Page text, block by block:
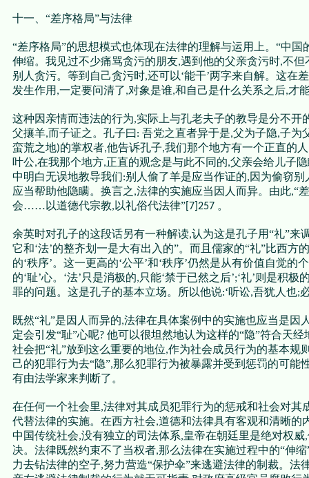
十一、“差序格局”与法律
“差序格局”的思想模式也体现在法律的理解与运用上。“中国
伸缩。我见过不少痛骂贪污的朋友,遇到他的父亲贪污时,不但
别人贪污。等到自己贪污时,还可以‘能干’两字来自解。这在
发生作用 ,一定要问清了,对象是谁,和自己是什么关系之后,才
这种因亲情而违法的行为,实际上与孔老夫子的教导是分不开
父攘羊,而子证之。孔子曰: 吾党之直者异于是,父为子隐,子为
蛮荒之地)的掌权者,他告诉孔子,我们那个地方有一个正直的人
叶公,在我那个地方,正直的观念是与此不同的,父亲会给儿子
中明白无误地教导我们:别人偷了羊是应当作证的,因为偷窃别
应当帮助他隐瞒。换言之,法律的实施应当因人而异。由此,“
会……以道德代宗教, 以礼俗代法律”[7]257 。
余英时对孔子的这段话另有一种解读,认为这是孔子用“礼”来
它和‘法’的整齐划一是大有出入的”。而且儒家的“礼”比西方
的‘秩序’。这一更高的‘公平’和‘秩序’仍然是从有价值自觉
的‘耻’心。‘法’只是消极的,只能‘禁于已然之后’;‘礼’则是积极
罪的问题。这是孔子的基本立场。所以他说:‘听讼,吾犹人也;
既然“礼”是因人而异的,法律在具体案例中的实施也应当是因
定会引发“耻”心呢? 他可以很坦然地认为这样的“隐”符合天经
社会把“礼”放到这么重要的地位,作为社会成员行为的基本规
己的犯罪行为去“隐”,那么犯罪行为被暴露并受到惩罚的可能
有由法学家来判断了。
在任何一个社会里,法律对其成员犯罪行为的惩戒和社会对其
代替法律的实施。在西方社会,道德和法律具有客观和清晰的
中国传统社会,没有独立的司法体系,皇帝在朝廷里是绝对权威,
决。法律既然约束不了当权者,那么法律在实施过程中的“伸
力去钻法律的空子,努力营造“保护伞”来逃避法律的制裁。法